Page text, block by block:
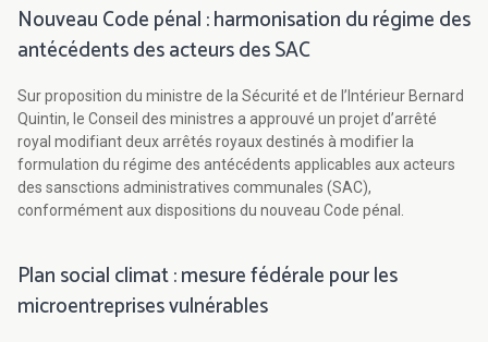
Nouveau Code pénal : harmonisation du régime des
antécédents des acteurs des SAC
Sur proposition du ministre de la Sécurité et de l’Intérieur Bernard
Quintin, le Conseil des ministres a approuvé un projet d’arrêté
royal modifiant deux arrêtés royaux destinés à modifier la
formulation du régime des antécédents applicables aux acteurs
des sansctions administratives communales (SAC),
conformément aux dispositions du nouveau Code pénal.
Plan social climat : mesure fédérale pour les
microentreprises vulnérables